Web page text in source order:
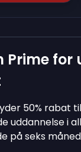
Prime for
50% rabat
uddannelse i
på seks